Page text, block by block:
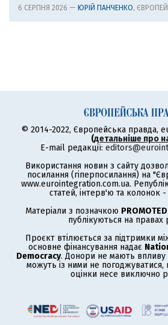
6 СЕРПНЯ 2026 — ЮРІЙ ПАНЧЕНКО,
© 2014-2022, Європейська правда,
(детальніше про
E-mail редакції:
Використання новин з сайту
посилання (гіперпосилання) на
www.eurointegration.com.ua.
статей, інтерв'ю та колонок -
Матеріали з позначкою PROMOTED
публікуються на правах
Проєкт втілюється за підтримки
основне фінансування надає
Democracy. Донори не мають впливу
можуть із ними не погоджуватися,
оцінки несе виключно